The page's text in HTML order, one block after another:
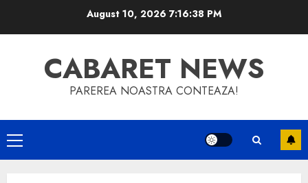
August 10, 2026 7:16:38 PM
CABARET NEWS
PAREREA NOASTRA CONTEAZA!
Primary
Menu